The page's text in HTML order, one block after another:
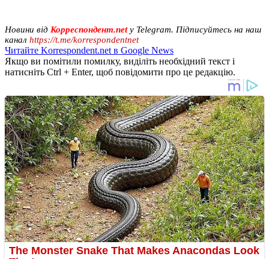
Новини від Корреспондент.netу Telegram. Підписуйтесь на наш
канал https://t.me/korrespondentnet
Читайте Korrespondent.net в Google News
Якщо ви помітили помилку, виділіть необхідний текст і
натисніть Ctrl + Enter, щоб повідомити про це редакцію.